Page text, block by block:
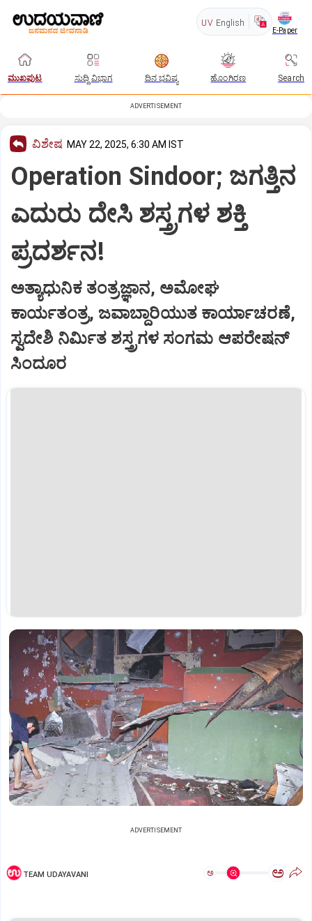
UV English
E-Paper
ಮುಖಪುಟ ಸುದ್ದಿ ವಿಭಾಗ ದಿನ ಭವಿಷ್ಯ ಹೊಂಗಿರಣ Search
ADVERTISEMENT
ವಿಶೇಷ MAY 22, 2025, 6:30 AM IST
Operation Sindoor; ಜಗತ್ತಿನ
ಎದುರು ದೇಸಿ ಶಸ್ತ್ರಗಳ ಶಕ್ತಿ
ಪ್ರದರ್ಶನ!
ಅತ್ಯಾಧುನಿಕ ತಂತ್ರಜ್ಞಾನ, ಅಮೋಘ
ಕಾರ್ಯತಂತ್ರ, ಜವಾಬ್ದಾರಿಯುತ ಕಾರ್ಯಾಚರಣೆ,
ಸ್ವದೇಶಿ ನಿರ್ಮಿತ ಶಸ್ತ್ರಗಳ ಸಂಗಮ ಆಪರೇಷನ್‌
ಸಿಂದೂರ
ADVERTISEMENT
TEAM UDAYAVANI ಅ ಅ